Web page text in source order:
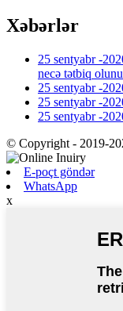
Xəbərlər
25 sentyabr -
necə tətbiq
25 sentyabr -
25 sentyabr -
25 sentyabr -
© Copyright - 2019-
E-poçt göndər
WhatsApp
x